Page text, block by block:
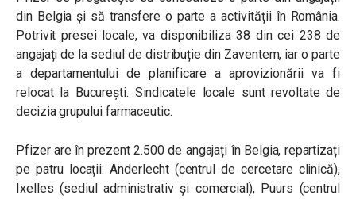
din Belgia și să transfere o parte a activității în România.
Potrivit presei locale, va disponibiliza 38 din cei 238 de
angajați de la sediul de distribuție din Zaventem, iar o parte
a departamentului de planificare a aprovizionării va fi
relocat la București. Sindicatele locale sunt revoltate de
decizia grupului farmaceutic.
Pfizer are în prezent 2.500 de angajați în Belgia, repartizați
pe patru locații: Anderlecht (centrul de cercetare clinică),
Ixelles (sediul administrativ și comercial), Puurs (centrul